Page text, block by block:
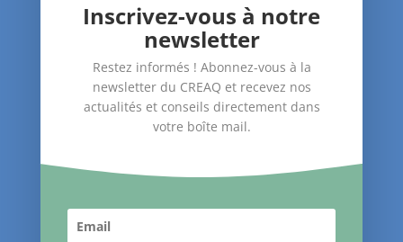
Nous soutenir
Nos Actions
Santé dans le logement
Inscrivez-vous à notre
newsletter
Restez informés ! Abonnez-vous à la
newsletter du CREAQ et recevez nos
actualités et conseils directement dans
votre boîte mail.